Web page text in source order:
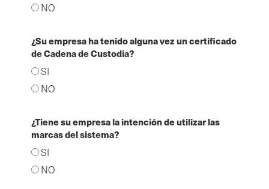
NO
¿Su empresa ha tenido alguna vez un certificado
de Cadena de Custodia?
SI
NO
¿Tiene su empresa la intención de utilizar las
marcas del sistema?
SI
NO